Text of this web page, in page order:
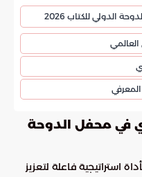
الدولي للكتاب 2026
العالمي
في محفل الدوحة
استراتيجية فاعلة لتعزيز